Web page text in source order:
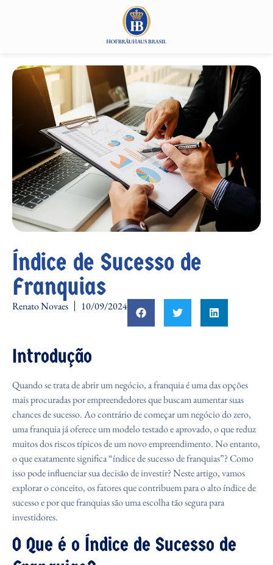
Índice de Sucesso de
Franquias
Renato Novaes 10/09/2024
Introdução
Quando se trata de abrir um negócio, a franquia é uma das opções
mais procuradas por empreendedores que buscam aumentar suas
chances de sucesso. Ao contrário de começar um negócio do zero,
uma franquia já oferece um modelo testado e aprovado, o que reduz
muitos dos riscos típicos de um novo empreendimento. No entanto,
o que exatamente significa “índice de sucesso de franquias”? Como
isso pode influenciar sua decisão de investir? Neste artigo, vamos
explorar o conceito, os fatores que contribuem para o alto índice de
sucesso e por que franquias são uma escolha tão segura para
investidores.
O Que é o Índice de Sucesso de